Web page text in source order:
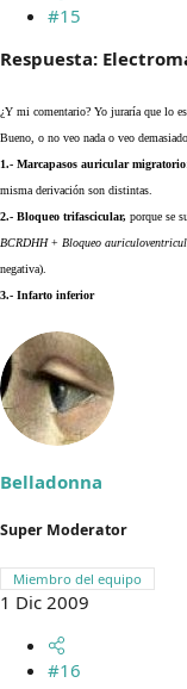
#15
Respuesta:
¿Y mi comentario? Yo juraría que lo
Bueno, o no veo nada o veo
1.- Marcapasos auricular migratorio
misma derivación son distintas.
2.- Bloqueo trifascicular, porque se
BCRDHH+ Bloqueo
negativa).
3.- Infarto inferior
Belladonna
Super Moderator
Miembro del equipo
1 Dic 2009
#16